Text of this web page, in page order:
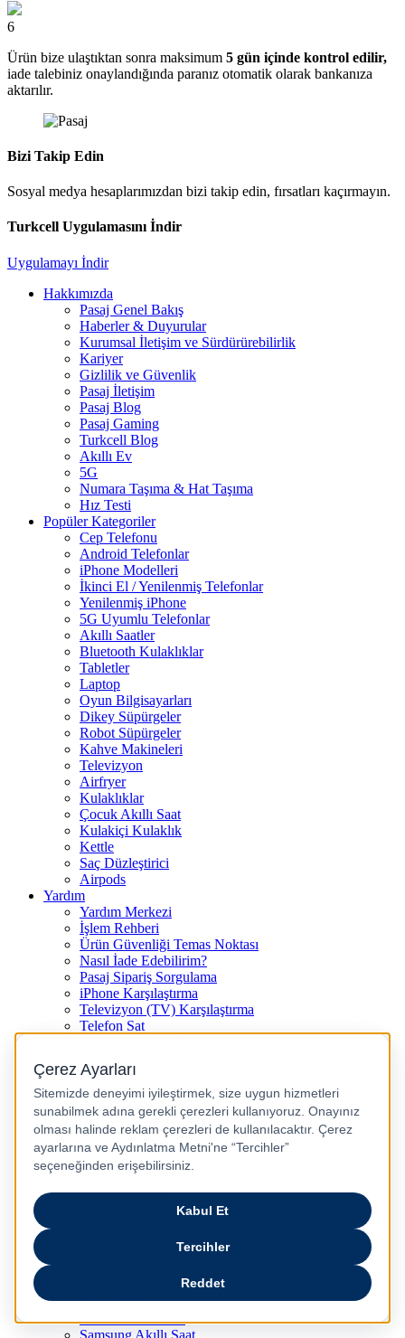
6
Ürün bize ulaştıktan sonra maksimum 5 gün içinde kontrol edilir,
iade talebiniz onaylandığında paranız otomatik olarak bankanıza
aktarılır.
Bizi Takip Edin
Sosyal medya hesaplarımızdan bizi takip edin, fırsatları kaçırmayın.
Turkcell Uygulamasını İndir
Uygulamayı İndir
Hakkımızda
Pasaj Genel Bakış
Haberler & Duyurular
Kurumsal İletişim ve Sürdürürebilirlik
Kariyer
Gizlilik ve Güvenlik
Pasaj İletişim
Pasaj Blog
Pasaj Gaming
Turkcell Blog
Akıllı Ev
5G
Numara Taşıma & Hat Taşıma
Hız Testi
Popüler Kategoriler
Cep Telefonu
Android Telefonlar
iPhone Modelleri
İkinci El / Yenilenmiş Telefonlar
Yenilenmiş iPhone
5G Uyumlu Telefonlar
Akıllı Saatler
Bluetooth Kulaklıklar
Tabletler
Laptop
Oyun Bilgisayarları
Dikey Süpürgeler
Robot Süpürgeler
Kahve Makineleri
Televizyon
Airfryer
Kulaklıklar
Çocuk Akıllı Saat
Kulakiçi Kulaklık
Kettle
Saç Düzleştirici
Airpods
Yardım
Yardım Merkezi
İşlem Rehberi
Ürün Güvenliği Temas Noktası
Nasıl İade Edebilirim?
Pasaj Sipariş Sorgulama
iPhone Karşılaştırma
Televizyon (TV) Karşılaştırma
Telefon Sat
JBL Kulaklık
Philips Kahve Makinesi
Samsung Tablet
Dyson Saç Düzleştirici
Philips Dikey Süpürge
Philips Süpürge
Karaca Kahve Makinesi
Xiaomi Telefon
Xiaomi Akıllı Saat
Samsung Akıllı Saat